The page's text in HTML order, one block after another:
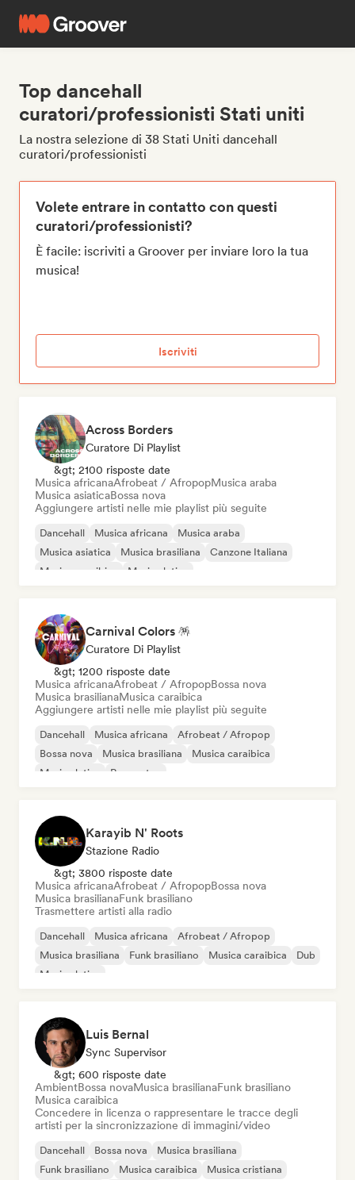
Top dancehall
curatori/professionisti Stati uniti
La nostra selezione di 38 Stati Uniti dancehall
curatori/professionisti
Volete entrare in contatto con questi
curatori/professionisti?
È facile: iscriviti a Groover per inviare loro la tua
musica!
Iscriviti
Across Borders
Curatore Di Playlist
&gt; 2100 risposte date
Musica africanaAfrobeat / AfropopMusica araba
Musica asiaticaBossa nova
Aggiungere artisti nelle mie playlist più seguite
Dancehall Musica africana
Musica araba
Musica asiatica
Musica brasiliana
Canzone Italiana
Musica caraibica
Musica latina
Carnival Colors 🪅
Curatore Di Playlist
&gt; 1200 risposte date
Musica africanaAfrobeat / AfropopBossa nova
Musica brasilianaMusica caraibica
Aggiungere artisti nelle mie playlist più seguite
Dancehall Musica africana
Afrobeat / Afropop
Bossa nova
Musica brasiliana
Musica caraibica
Musica latina
Reggaeton
Karayib N' Roots
Stazione Radio
&gt; 3800 risposte date
Musica africanaAfrobeat / AfropopBossa nova
Musica brasilianaFunk brasiliano
Trasmettere artisti alla radio
Dancehall Musica africana
Afrobeat / Afropop
Musica brasiliana
Funk brasiliano Musica caraibica
Dub
Musica latina
Luis Bernal
Sync Supervisor
&gt; 600 risposte date
AmbientBossa novaMusica brasilianaFunk brasiliano
Musica caraibica
Concedere in licenza o rappresentare le tracce degli
artisti per la sincronizzazione di immagini/video
Dancehall Bossa nova
Musica brasiliana
Funk brasiliano
Musica caraibica
Musica cristiana